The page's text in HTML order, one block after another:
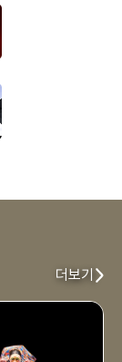
더보기